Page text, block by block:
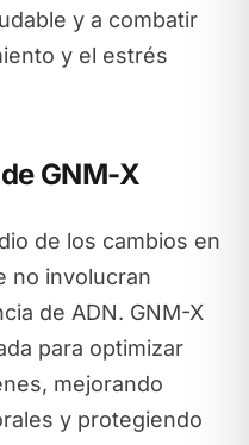
y a combatir
y el estrés
GNM-X
de los cambios en
no involucran
de ADN. GNM-X
para optimizar
mejorando
y protegiendo